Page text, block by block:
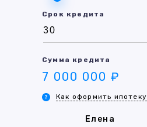
Срок кредита
Сумма кредита
7 000 000 ₽
Как оформить ипотеку
Елена